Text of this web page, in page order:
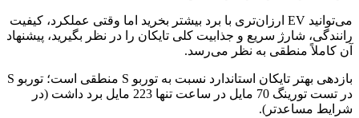
می‌توانید EV ارزان‌تری با برد بیشتر بخرید اما وقتی عملکرد، کیفیت
رانندگی، شارژ سریع و جذابیت کلی تایکان را در نظر بگیرید، پیشنهاد
آن کاملاً منطقی به نظر می‌رسد.
بازدهی بهتر تایکان استاندارد نسبت به توربو S منطقی است؛ توربو S
در تست تورینگ 70 مایل در ساعت تنها 223 مایل برد داشت (در
شرایط مساعدتر).